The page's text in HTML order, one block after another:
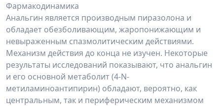
Фармакодинамика
Анальгин является производным пиразолона и
обладает обезболивающим, жаропонижающим и
невыраженным спазмолитическим действиями.
Механизм действия до конца не изучен. Некоторые
результаты исследований показывают, что анальгин
и его основной метаболит (4-N-
метиламиноантипирин) обладают, вероятно, как
центральным, так и периферическим механизмом